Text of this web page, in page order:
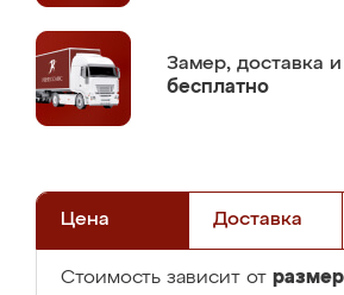
Замер, доставка
бесплатно
Цена Доставка
Стоимость зависит от